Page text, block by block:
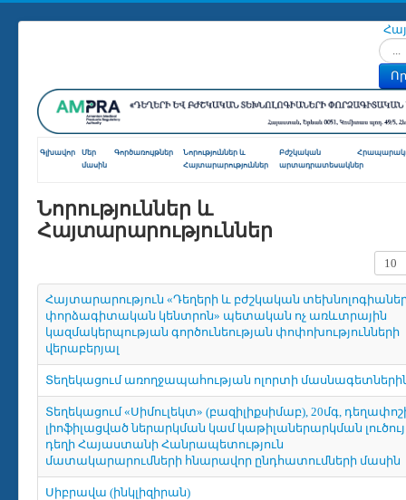
Գլխավոր
Մեր
մասին
Գործառույթներ
Նորություններ և
Հայտարարություններ
Բժշկական
արտադրատեսակներ
Նորություններ և
Հայտարարություններ
Հայտարարություն «Դեղերի և բժշկական
փորձագիտական կենտրոն» պետական ոչ առևտրային
կազմակերպության գործունեության փոփոխությունների
վերաբերյալ
Տեղեկացում առողջապահության ոլորտի
Տեղեկացում «Սիմուլեկտ» (բազիլիքսիմաբ), 20մգ,
լիոֆիլացված ներարկման կամ կաթիլաներարկման
դեղի Հայաստանի Հանրապետություն
մատակարարումների հնարավոր ընդհատումների մասին
Սիբրավա (ինկլիզիրան)